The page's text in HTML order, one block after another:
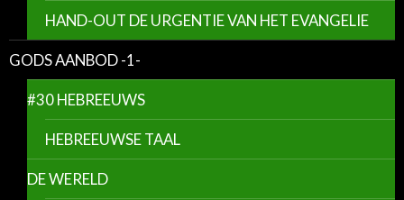
HAND-OUT DE URGENTIE VAN HET EVANGELIE
GODS AANBOD -1-
#30 HEBREEUWS
HEBREEUWSE TAAL
DE WERELD